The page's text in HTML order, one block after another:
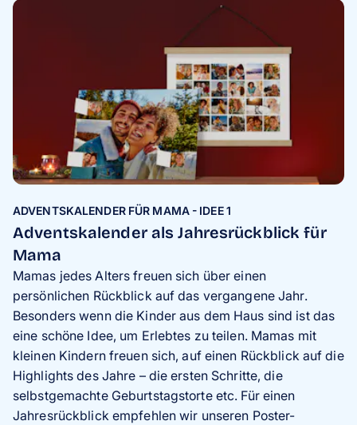
ADVENTSKALENDER FÜR MAMA - IDEE 1
Adventskalender als Jahresrückblick für
Mama
Mamas jedes Alters freuen sich über einen
persönlichen Rückblick auf das vergangene Jahr.
Besonders wenn die Kinder aus dem Haus sind ist das
eine schöne Idee, um Erlebtes zu teilen. Mamas mit
kleinen Kindern freuen sich, auf einen Rückblick auf die
Highlights des Jahre – die ersten Schritte, die
selbstgemachte Geburtstagstorte etc. Für einen
Jahresrückblick empfehlen wir unseren Poster-